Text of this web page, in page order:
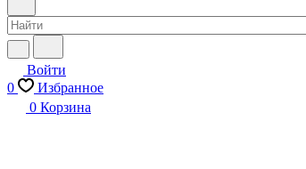
Войти
0
Избранное
0 Корзина